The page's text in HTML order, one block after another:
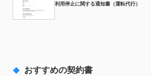
利用停止に関する通知書（運転代行）
おすすめの契約書